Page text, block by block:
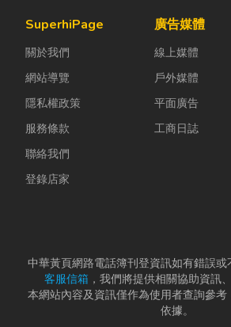
App
供
SuperhiPage
關於我們
網站導覽
隱私權政策
服務條款
聯絡我們
登錄店家
廣告媒體
線上媒體
戶外媒體
平面廣告
工商日誌
中華黃頁網路電話簿刊登資訊如有錯誤或
客服信箱 ，我們將提供相關協助資訊
本網站內容及資訊僅作為使用者查詢參
依據。